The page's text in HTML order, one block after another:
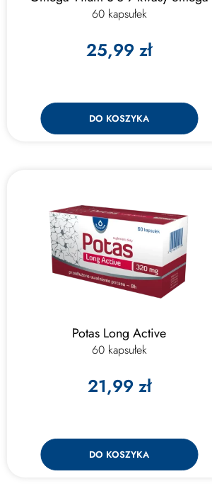
60 kapsułek
25,99 zł
DO KOSZYKA
Potas Long Active
60 kapsułek
21,99 zł
DO KOSZYKA